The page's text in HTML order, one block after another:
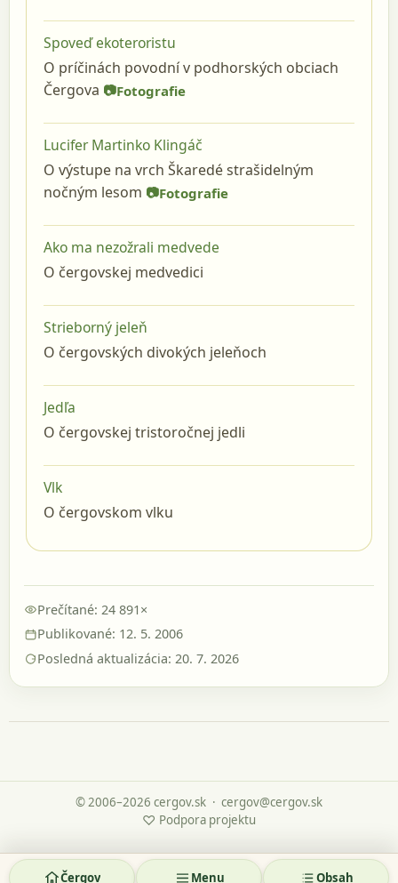
Spoveď ekoteroristu
O príčinách povodní v podhorských obciach
Čergova
Fotografie
Lucifer Martinko Klingáč
O výstupe na vrch Škaredé strašidelným
nočným lesom
Fotografie
Ako ma nezožrali medvede
O čergovskej medvedici
Strieborný jeleň
O čergovských divokých jeleňoch
Jedľa
O čergovskej tristoročnej jedli
Vlk
O čergovskom vlku
Prečítané: 24 891×
Publikované: 12. 5. 2006
Posledná aktualizácia: 20. 7. 2026
© 2006–2026 cergov.sk
♡ Podpora projektu
· cergov@cergov.sk
Čergov Menu Obsah